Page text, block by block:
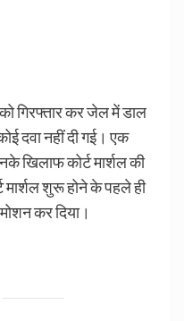
गिरफ्तार कर जेल में डाल
दवा नहीं दी गई। एक
खिलाफ कोर्ट मार्शल की
मार्शल शुरू होने के पहले ही
कर दिया।